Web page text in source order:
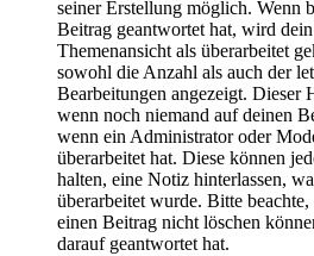
seiner Erstellung möglich. Wenn
Beitrag geantwortet hat, wird
Themenansicht als überarbeitet
sowohl die Anzahl als auch der
Bearbeitungen angezeigt. Dieser
wenn noch niemand auf deinen
wenn ein Administrator oder
überarbeitet hat. Diese können
halten, eine Notiz hinterlassen,
überarbeitet wurde. Bitte
einen Beitrag nicht löschen
darauf geantwortet hat.